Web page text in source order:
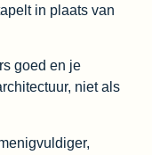
in plaats van
goed en je
niet als